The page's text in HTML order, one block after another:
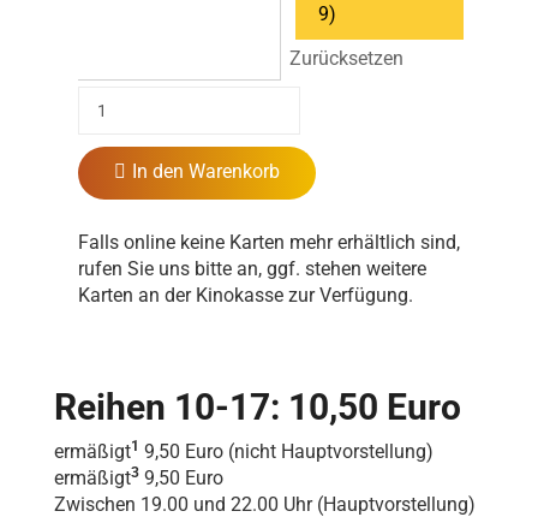
9)
Zurücksetzen
In den Warenkorb
Falls online keine Karten mehr erhältlich sind,
rufen Sie uns bitte an, ggf. stehen weitere
Karten an der Kinokasse zur Verfügung.
Reihen 10-17: 10,50 Euro
ermäßigt1 9,50 Euro (nicht Hauptvorstellung)
ermäßigt3 9,50 Euro
Zwischen 19.00 und 22.00 Uhr (Hauptvorstellung)